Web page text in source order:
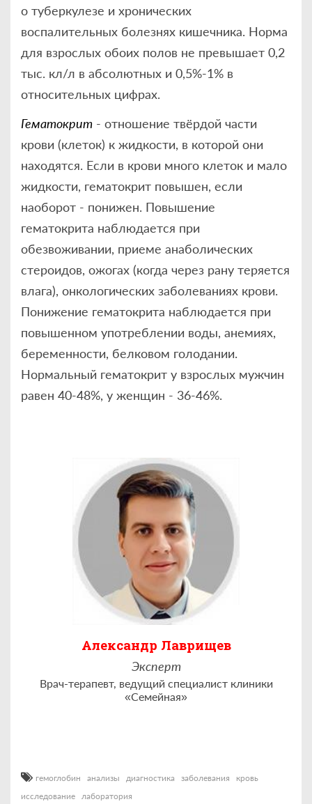
о туберкулезе и хронических
воспалительных болезнях кишечника. Норма
для взрослых обоих полов не превышает 0,2
тыс. кл/л в абсолютных и 0,5%-1% в
относительных цифрах.
Гематокрит - отношение твёрдой части
крови (клеток) к жидкости, в которой они
находятся. Если в крови много клеток и мало
жидкости, гематокрит повышен, если
наоборот - понижен. Повышение
гематокрита наблюдается при
обезвоживании, приеме анаболических
стероидов, ожогах (когда через рану теряется
влага), онкологических заболеваниях крови.
Понижение гематокрита наблюдается при
повышенном употреблении воды, анемиях,
беременности, белковом голодании.
Нормальный гематокрит у взрослых мужчин
равен 40-48%, у женщин - 36-46%.
Александр Лаврищев
Эксперт
Врач-терапевт, ведущий специалист клиники
«Семейная»
гемоглобин анализы диагностика заболевания
кровь
исследование
лаборатория